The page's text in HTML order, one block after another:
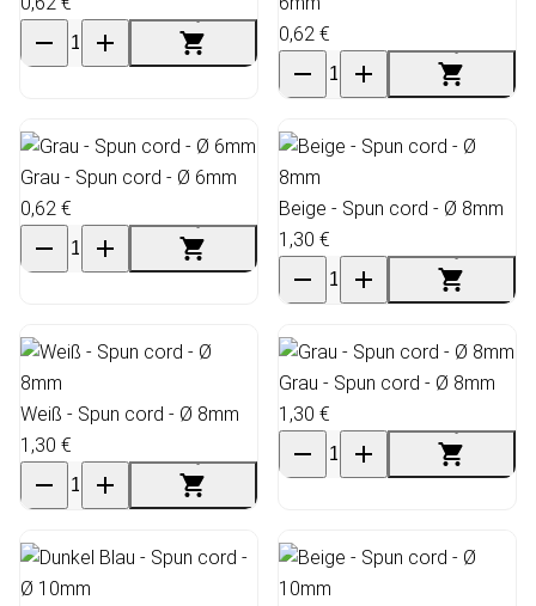
0,62 €
Grau - Spun cord - Ø 6mm
0,62 €
Beige - Spun cord - Ø 8mm
1,30 €
Weiß - Spun cord - Ø 8mm
1,30 €
Grau - Spun cord - Ø 8mm
1,30 €